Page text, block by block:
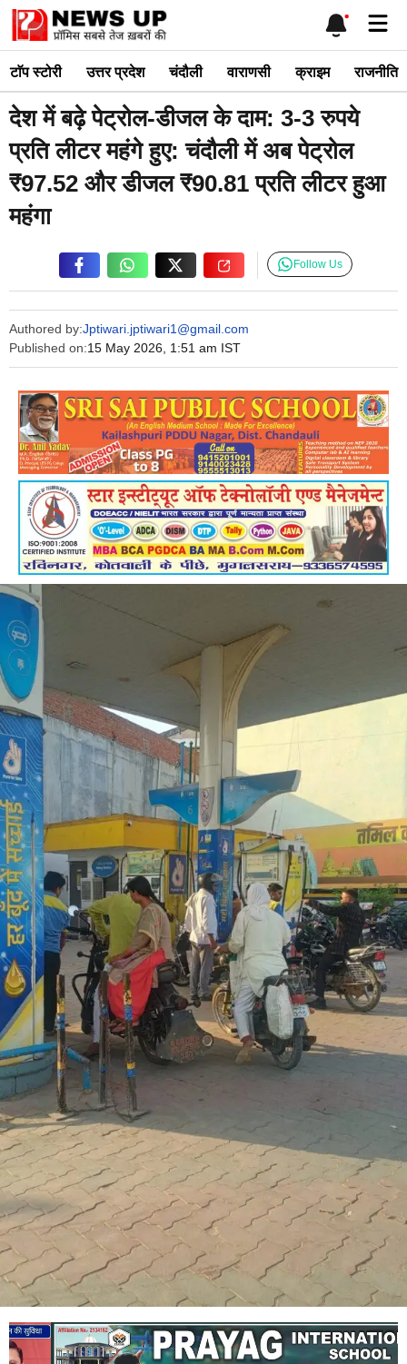
Skip
content
टाॅप स्टोरी उत्तर प्रदेश चंदौली वाराणसी क्राइम राजनीति
देश में बढ़े पेट्रोल-डीजल के दाम: 3-3 रुपये
प्रति लीटर महंगे हुए: चंदौली में अब पेट्रोल
₹97.52 और डीजल ₹90.81 प्रति लीटर हुआ
महंगा
Authored by:Jptiwari.jptiwari1@gmail.com
Published on:15 May 2026, 1:51 am IST
Follow Us